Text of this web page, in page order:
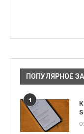
ПОПУЛЯРНОЕ
1